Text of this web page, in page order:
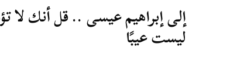
إلى إبراهيم عيسى .. قل أنك لا
ليست عيبًا